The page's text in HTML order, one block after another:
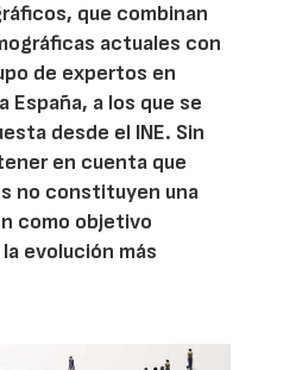
que combinan
actuales con
de expertos en
España, a los que se
desde el INE. Sin
en cuenta que
no constituyen una
como objetivo
evolución más